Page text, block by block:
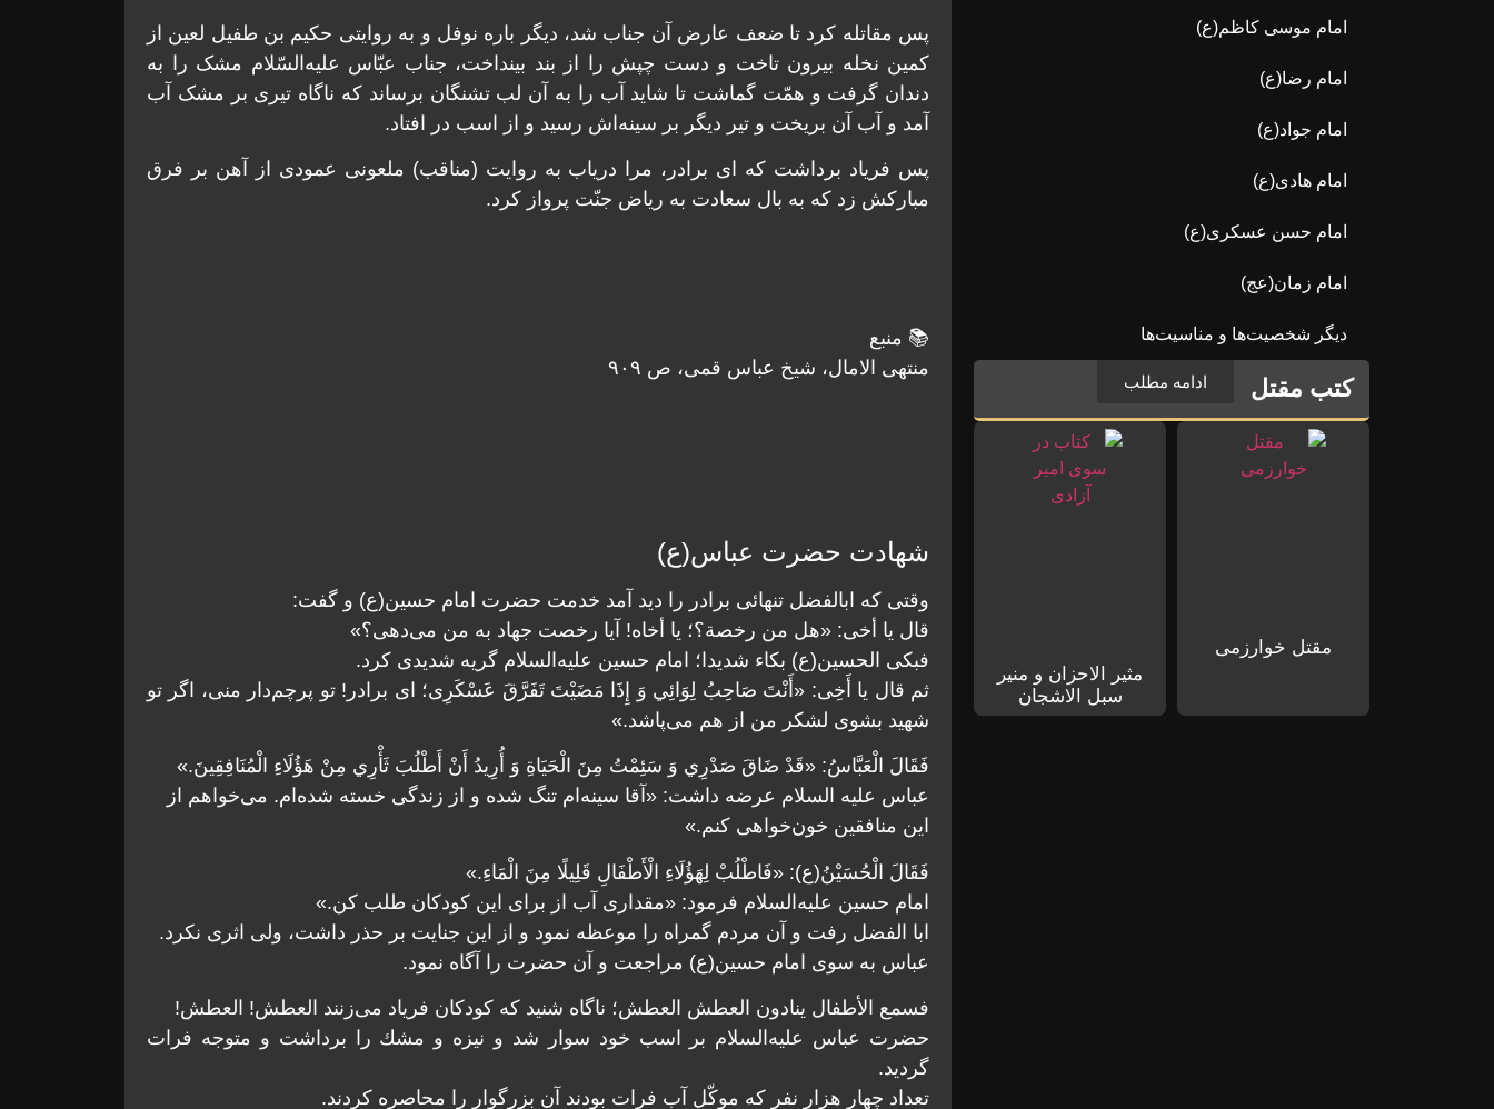
امام موسی کاظم(ع)
امام رضا(ع)
امام جواد(ع)
امام هادی(ع)
امام حسن عسکری(ع)
امام زمان(عج)
دیگر شخصیت‌ها و مناسیت‌ها
کتب مقتل ادامه مطلب
مقتل خوارزمی
مثیر الاحزان و منیر
سبل الاشجان
پس مقاتله کرد تا ضعف عارض آن جناب شد، دیگر باره نوفل و به روایتی حکیم بن طفیل لعین از
کمین نخله بیرون تاخت و دست چپش را از بند بینداخت، جناب عبّاس علیه‌السّلام مشک را به
دندان گرفت و همّت گماشت تا شاید آب را به آن لب تشنگان برساند که ناگاه تیری بر مشک آب
آمد و آب آن بریخت و تیر دیگر بر سینه‌اش رسید و از اسب در افتاد.
پس فریاد برداشت که ای برادر، مرا دریاب به روایت (مناقب) ملعونی عمودی از آهن بر فرق
مبارکش زد که به بال سعادت به ریاض جنّت پرواز کرد.
📚 منبع
منتهی الامال، شیخ عباس قمی، ص ۹۰۹
شهادت حضرت عباس(ع)
وقتی كه ابالفضل تنهائى برادر را ديد آمد خدمت حضرت امام حسین(ع) و گفت:
قال يا أخی: «هل من رخصة؟؛ يا أخاه! آيا رخصت جهاد به من می‏‌دهى؟»
فبكى الحسين(ع) بكاء شديدا؛ امام حسين عليه‌السلام گريه شديدى كرد.
ثم قال يا أَخِی: «أَنْتَ صَاحِبُ لِوَائِي وَ إِذَا مَضَيْتَ تَفَرَّقَ عَسْكَرِی؛ اى برادر! تو پرچم‌دار منى، اگر تو
شهيد بشوی لشكر من از هم می‌پاشد.»
فَقَالَ الْعَبَّاسُ: «قَدْ ضَاقَ صَدْرِي وَ سَئِمْتُ مِنَ الْحَيَاةِ وَ أُرِيدُ أَنْ أَطْلُبَ ثَأْرِي مِنْ هَؤُلَاءِ الْمُنَافِقِينَ.»
عباس علیه السلام عرضه داشت: «آقا سينه‌ام تنگ شده و از زندگى خسته شده‌ام. می‌خواهم از
اين منافقین خون‌خواهى كنم.»
فَقَالَ الْحُسَيْنُ(ع): «فَاطْلُبْ لِهَؤُلَاءِ الْأَطْفَالِ قَلِيلًا مِنَ الْمَاءِ.»
امام حسين عليه‌السلام فرمود: «مقدارى آب از براى اين كودكان طلب كن.»
ابا الفضل رفت و آن مردم گمراه را موعظه نمود و از اين جنايت بر حذر داشت، ولى اثرى نكرد.
عباس به سوى امام حسين(ع) مراجعت و آن حضرت را آگاه نمود.
فسمع الأطفال ينادون العطش العطش؛ ناگاه شنيد كه كودكان فرياد می‌زنند العطش! العطش!
حضرت عباس عليه‌السلام بر اسب خود سوار شد و نيزه و مشك را برداشت و متوجه‏ فرات
گرديد.
تعداد چهار هزار نفر كه موكّل آب فرات بودند آن بزرگوار را محاصره كردند.